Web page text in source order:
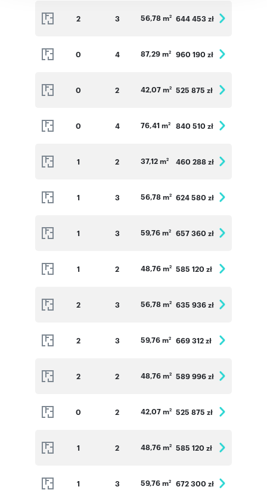
2 3 56,78 m2 644 453 zł
0 4 87,29 m2 960 190 zł
0 2 42,07 m2 525 875 zł
0 4 76,41 m2 840 510 zł
1 2 37,12 m2 460 288 zł
1 3 56,78 m2 624 580 zł
1 3 59,76 m2 657 360 zł
1 2 48,76 m2 585 120 zł
2 3 56,78 m2 635 936 zł
2 3 59,76 m2 669 312 zł
2 2 48,76 m2 589 996 zł
0 2 42,07 m2 525 875 zł
1 2 48,76 m2 585 120 zł
1 3 59,76 m2 672 300 zł